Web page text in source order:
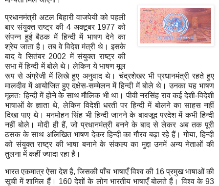
प्रधानमंत्री अटल बिहारी वाजपेयी को पहली
बार संयुक्त राष्ट्र की 4अक्टूबर 1977 को
संपन्न हुई बैठक में हिन्दी में भाषण देने का
श्रेय जाता है। तब वे विदेश मंत्री थे। इसके
बाद वे सितंबर 2002 में संयुक्त राष्ट्र की
सभा में हिन्दी में बोले थे। लेकिन ये भाषण मूल
रूप से अंग्रेजी में लिखे हुए अनुवाद थे। चंद्रशेखर भी प्रधानमंत्री रहते हुए
मालदीव में आयोजित हुए दक्षेस-सम्मेलन में हिन्दी में बोले थे। उनका यह भाषण
मूलतः हिन्दी में होने के साथ मौलिक भी था। पीवी नरसिंह राव कई देशी-विदेशी
भाषाओं के ज्ञाता थे,लेकिन विदेशी धरती पर हिन्दी में बोलने का साहस नहीं
दिखा पाए थे। मनमोहन सिंह भी हिन्दी जानने के बावजूद परदेश में कभी हिन्दी
नहीं बोले। मोदी ही हैं,जो प्रधानमंत्री बनने के बाद से लेकर अब तक पूरी
ठसक के साथ अलिखित भाषण देकर हिन्दी का गौरव बढ़ा रहे हैं। गोया,हिन्दी
को संयुक्त राष्ट्र की भाषा बनाने के संकल्प का मुद्दा उनमें अन्य नेताओं की
तुलना में कहीं ज्यादा रहा है।
भारत एकमात्र ऐसा देश है,जिसकी पाँच भाषाएँ विश्व की 16प्रमुख भाषाओं की
सूची में शामिल हैं। 160देशों के लोग भारतीय भाषाएँ बोलते हैं। विश्व के93